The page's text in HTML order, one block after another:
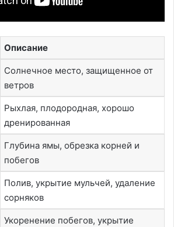
Описание
Солнечное место, защищенное от
ветров
Рыхлая, плодородная, хорошо
дренированная
Глубина ямы, обрезка корней и
побегов
Полив, укрытие мульчей, удаление
сорняков
Укоренение побегов, укрытие